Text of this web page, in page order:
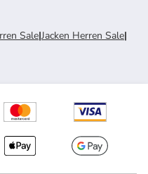
Sale|Jacken Herren Sale|